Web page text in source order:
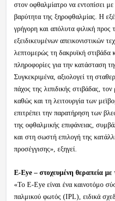
στον οφθαλμίατρο να εντοπίσει με
βαρύτητα της ξηροφθαλμίας. Η
γρήγορη και απόλυτα φιλική
εξειδικευμένων απεικονιστικών
λεπτομερώς τη δακρυϊκή στιβάδα
πληροφορίες για την κατάσταση
Συγκεκριμένα, αξιολογεί τη
πάχος της λιπιδικής στιβάδας,
καθώς και τη λειτουργία των
επιτρέπει την παρατήρηση των
της οφθαλμικής επιφάνειας,
και στη σωστή επιλογή της
προσέγγισης», εξηγεί.
E-Eye – στοχευμένη θεραπεία με
«Το E-Eye είναι ένα καινοτόμο
παλμικού φωτός (IPL), ειδικά